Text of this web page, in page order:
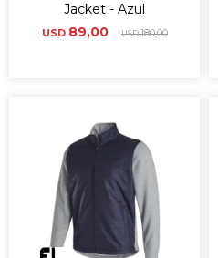
Jacket - Azul
USD 89,00 USD180,00